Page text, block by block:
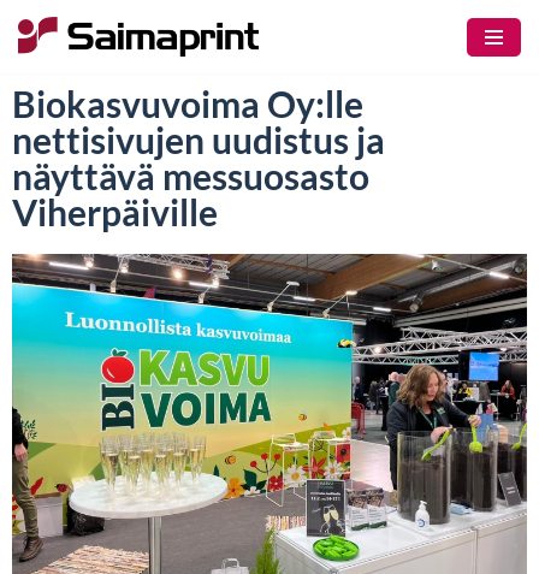
suoraan
sisältöön
Biokasvuvoima Oy:lle
nettisivujen uudistus ja
näyttävä messuosasto
Viherpäiville